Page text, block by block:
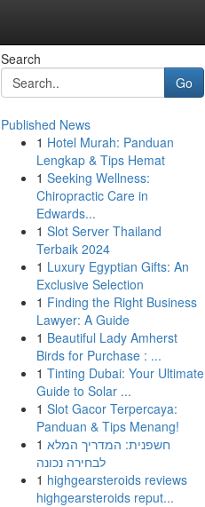
Search
Go
Published News
1 Hotel Murah: Panduan
Lengkap & Tips Hemat
1 Seeking Wellness:
Chiropractic Care in
Edwards...
1 Slot Server Thailand
Terbaik 2024
1 Luxury Egyptian Gifts: An
Exclusive Selection
1 Finding the Right Business
Lawyer: A Guide
1 Beautiful Lady Amherst
Birds for Purchase : ...
1 Tinting Dubai: Your Ultimate
Guide to Solar ...
1 Slot Gacor Terpercaya:
Panduan & Tips Menang!
1 חשפנית: המדריך המלא
לבחירה נכונה
1 highgearsteroids reviews
highgearsteroids reput...